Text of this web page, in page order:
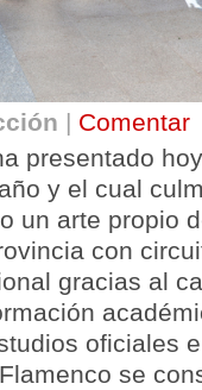
| Comentar
presentado
y el cual
un arte propio
con
gracias al
oficiales
se